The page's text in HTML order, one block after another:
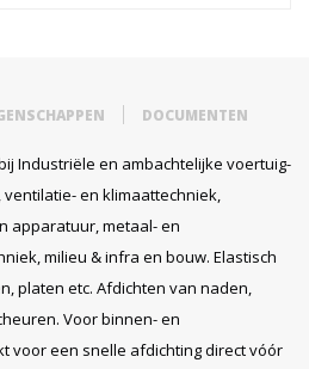
DOCUMENTEN
Industriële en ambachtelijke voertuig-
en klimaattechniek,
apparatuur, metaal- en
milieu & infra en bouw. Elastisch
platen etc. Afdichten van naden,
Voor binnen- en
voor een snelle afdichting direct vóór